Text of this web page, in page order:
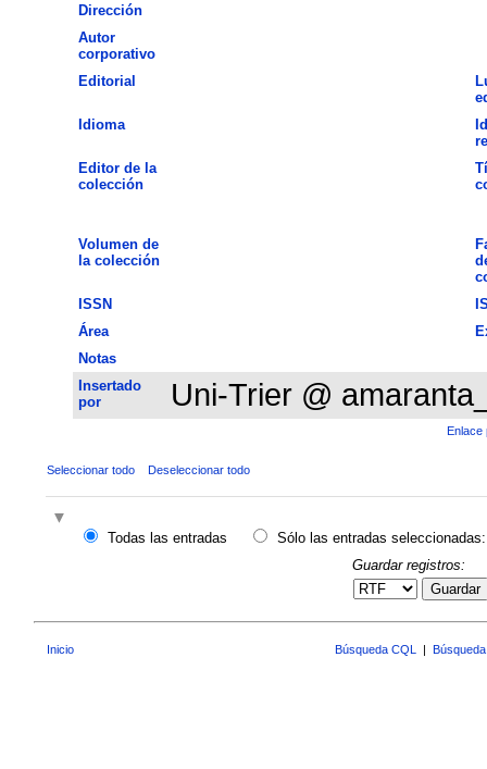
Dirección
Autor
corporativo
Editorial
Idioma
Editor de la
colección
Volumen de
la colección
ISSN
Área
Notas
Insertado
por
Uni-Trier @
Enlace
Seleccionar todo Deseleccionar todo
Todas las entradas
Sólo las entradas seleccionadas:
Guardar registros:
Guardar
Inicio Búsqueda CQL